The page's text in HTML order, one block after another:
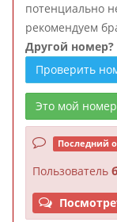
потенциально
рекомендуем
Другой номер?
Проверить
Это мой
Последний
Пользователь